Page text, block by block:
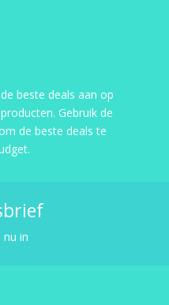
beste deals aan op
Gebruik de
de beste deals te
nu in